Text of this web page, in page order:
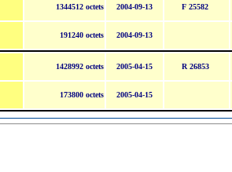
1344512 octets 2004-09-13 F 25582
191240 octets 2004-09-13
1428992 octets 2005-04-15 R 26853
173800 octets 2005-04-15